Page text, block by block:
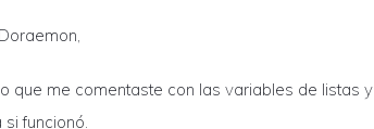
que me comentaste con las variables de listas y
si funcionó.